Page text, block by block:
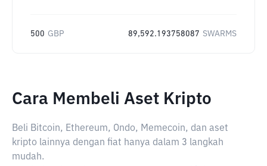
500 GBP 89,592.193758087 SWARMS
Cara Membeli Aset Kripto
Beli Bitcoin, Ethereum, Ondo, Memecoin, dan aset
kripto lainnya dengan fiat hanya dalam 3 langkah
mudah.